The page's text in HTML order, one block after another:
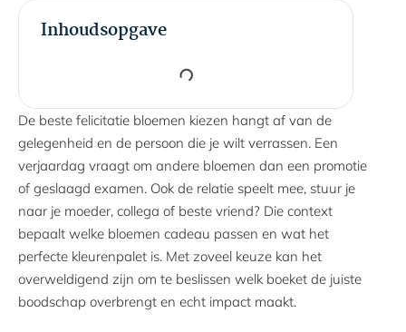
De beste felicitatie bloemen kiezen hangt af van de
gelegenheid en de persoon die je wilt verrassen. Een
verjaardag vraagt om andere bloemen dan een promotie
of geslaagd examen. Ook de relatie speelt mee, stuur je
naar je moeder, collega of beste vriend? Die context
bepaalt welke bloemen cadeau passen en wat het
perfecte kleurenpalet is. Met zoveel keuze kan het
overweldigend zijn om te beslissen welk boeket de juiste
boodschap overbrengt en echt impact maakt.
Inhoudsopgave